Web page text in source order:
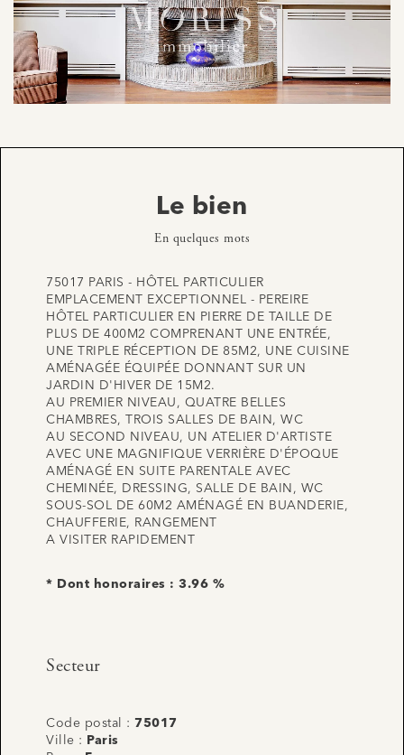
Le bien
En quelques mots
75017 PARIS - HÔTEL PARTICULIER
EMPLACEMENT EXCEPTIONNEL - PEREIRE
HÔTEL PARTICULIER EN PIERRE DE TAILLE DE
PLUS DE 400M2 COMPRENANT UNE ENTRÉE,
UNE TRIPLE RÉCEPTION DE 85M2, UNE CUISINE
AMÉNAGÉE ÉQUIPÉE DONNANT SUR UN
JARDIN D'HIVER DE 15M2.
AU PREMIER NIVEAU, QUATRE BELLES
CHAMBRES, TROIS SALLES DE BAIN, WC
AU SECOND NIVEAU, UN ATELIER D'ARTISTE
AVEC UNE MAGNIFIQUE VERRIÈRE D'ÉPOQUE
AMÉNAGÉ EN SUITE PARENTALE AVEC
CHEMINÉE, DRESSING, SALLE DE BAIN, WC
SOUS-SOL DE 60M2 AMÉNAGÉ EN BUANDERIE,
CHAUFFERIE, RANGEMENT
A VISITER RAPIDEMENT
* Dont honoraires : 3.96 %
Secteur
Code postal : 75017
Ville :
Paris